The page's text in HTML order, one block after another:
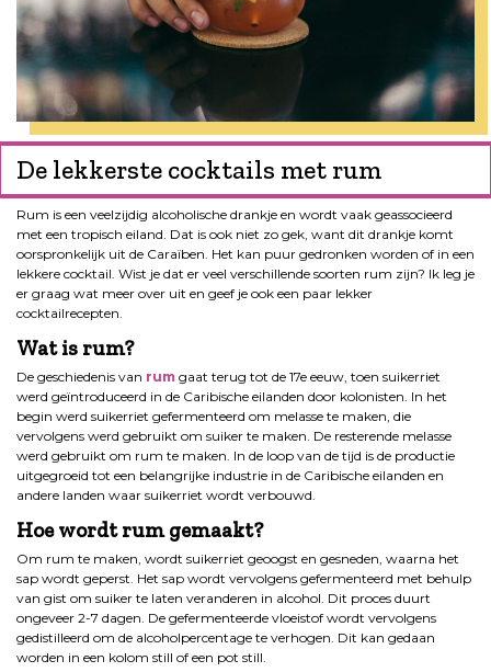
De lekkerste cocktails met rum
Rum is een veelzijdig alcoholische drankje en wordt vaak geassocieerd
met een tropisch eiland. Dat is ook niet zo gek, want dit drankje komt
oorspronkelijk uit de Caraïben. Het kan puur gedronken worden of in een
lekkere cocktail. Wist je dat er veel verschillende soorten rum zijn? Ik leg je
er graag wat meer over uit en geef je ook een paar lekker
cocktailrecepten.
Wat is rum?
De geschiedenis van rum gaat terug tot de 17e eeuw, toen suikerriet
werd geïntroduceerd in de Caribische eilanden door kolonisten. In het
begin werd suikerriet gefermenteerd om melasse te maken, die
vervolgens werd gebruikt om suiker te maken. De resterende melasse
werd gebruikt om rum te maken. In de loop van de tijd is de productie
uitgegroeid tot een belangrijke industrie in de Caribische eilanden en
andere landen waar suikerriet wordt verbouwd.
Hoe wordt rum gemaakt?
Om rum te maken, wordt suikerriet geoogst en gesneden, waarna het
sap wordt geperst. Het sap wordt vervolgens gefermenteerd met behulp
van gist om suiker te laten veranderen in alcohol. Dit proces duurt
ongeveer 2-7 dagen. De gefermenteerde vloeistof wordt vervolgens
gedistilleerd om de alcoholpercentage te verhogen. Dit kan gedaan
worden in een kolom still of een pot still.